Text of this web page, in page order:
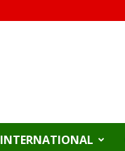
INTERNATIONAL